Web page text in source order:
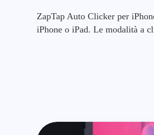
ZapTap Auto Clicker per
iPhone o iPad. Le modalità a